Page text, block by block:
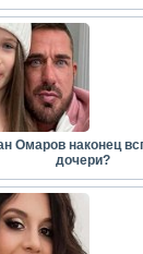
Омаров наконец
дочери?